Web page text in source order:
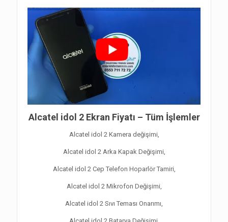
Alcatel idol 2 Ekran Fiyatı – Tüm İşlemler
Alcatel idol 2 Kamera değişimi,
Alcatel idol 2 Arka Kapak Değişimi,
Alcatel idol 2 Cep Telefon Hoparlör Tamiri,
Alcatel idol 2 Mikrofon Değişimi,
Alcatel idol 2 Sıvı Teması Onarımı,